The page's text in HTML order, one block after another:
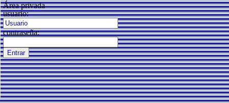
Área privada
usuario:
contraseña: